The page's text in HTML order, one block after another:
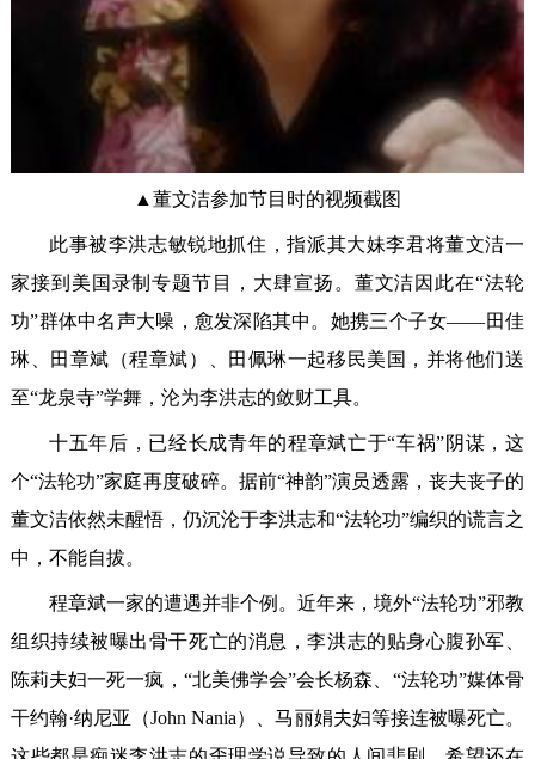
▲董文洁参加节目时的视频截图
此事被李洪志敏锐地抓住，指派其大妹李君将董文洁一
家接到美国录制专题节目，大肆宣扬。董文洁因此在“法轮
功”群体中名声大噪，愈发深陷其中。她携三个子女——田佳
琳、田章斌（程章斌）、田佩琳一起移民美国，并将他们送
至“龙泉寺”学舞，沦为李洪志的敛财工具。
十五年后，已经长成青年的程章斌亡于“车祸”阴谋，这
个“法轮功”家庭再度破碎。据前“神韵”演员透露，丧夫丧子的
董文洁依然未醒悟，仍沉沦于李洪志和“法轮功”编织的谎言之
中，不能自拔。
程章斌一家的遭遇并非个例。近年来，境外“法轮功”邪教
组织持续被曝出骨干死亡的消息，李洪志的贴身心腹孙军、
陈莉夫妇一死一疯，“北美佛学会”会长杨森、“法轮功”媒体骨
干约翰·纳尼亚（John Nania）、马丽娟夫妇等接连被曝死亡。